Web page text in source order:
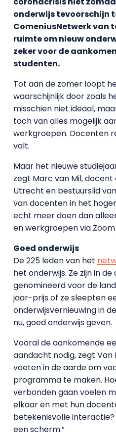
onderwijs tevoorschijn
ComeniusNetwerk van
ruimte om nieuw
zeker voor de
studenten.
Tot aan de zomer loopt
waarschijnlijk door zoals
misschien niet ideaal,
toch van alles mogelijk
werkgroepen. Docenten
valt.
Maar het nieuwe
zegt Marc van Mil,
Utrecht en bestuurslid
van docenten in het
echt meer doen dan
en werkgroepen via Zoom
Goed onderwijs
De 225 leden van het
het onderwijs. Ze zijn in
genomineerd voor de
jaar-prijs of ze sleepten
onderwijsvernieuwing in
nu, goed onderwijs geven.
Vooral de aankomende
aandacht nodig, zegt Van
voeten in de aarde om
programma te maken.
verbonden gaan voelen
elkaar en met hun
betekenisvolle
een scherm.”